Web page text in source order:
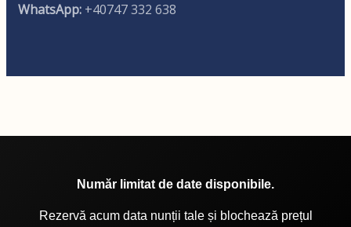
WhatsApp: +40747 332 638
Număr limitat de date disponibile.
Rezervă acum data nunții tale și blochează prețul